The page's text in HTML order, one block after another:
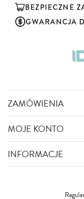
l
e
t
t
e
BEZPIECZNE
GWARANCJA
ZAMÓWIENIA
MOJE KONTO
INFORMACJE